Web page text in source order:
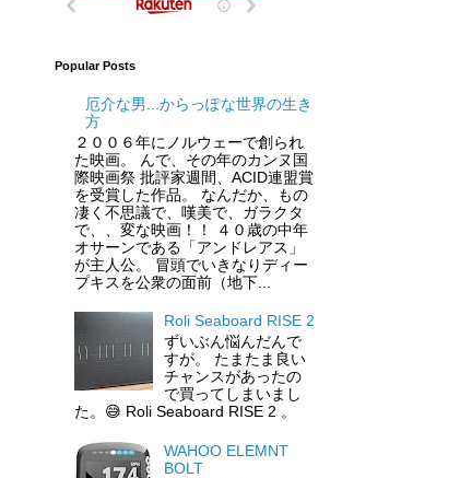
Popular Posts
厄介な男...からっぽな世界の生き
方
２００６年にノルウェーで創られ
た映画。 んで、その年のカンヌ国
際映画祭 批評家週間、ACID連盟賞
を受賞した作品。 なんだか、もの
凄く不思議で、嘆美で、ガラクタ
で、、変な映画！！ ４０歳の中年
オサーンである「アンドレアス」
が主人公。 冒頭でいきなりディー
プキスを公衆の面前（地下...
Roli Seaboard RISE 2
ずいぶん悩んだんで
すが。 たまたま良い
チャンスがあったの
で買ってしまいまし
た。😅 Roli Seaboard RISE 2 。
WAHOO ELEMNT
BOLT